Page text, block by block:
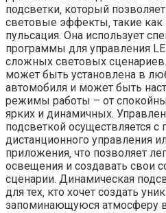
подсветки‚ который
световые эффекты‚ такие
пульсация. Она использует
программы для управления
сложных световых
может быть установлена в
автомобиля и может быть
режимы работы – от
ярких и динамичных.
подсветкой осуществляется
дистанционного управления
приложения‚ что позволяет
освещения и создавать свои
сценарии. Динамическая
для тех‚ кто хочет создать
запоминающуюся атмосферу